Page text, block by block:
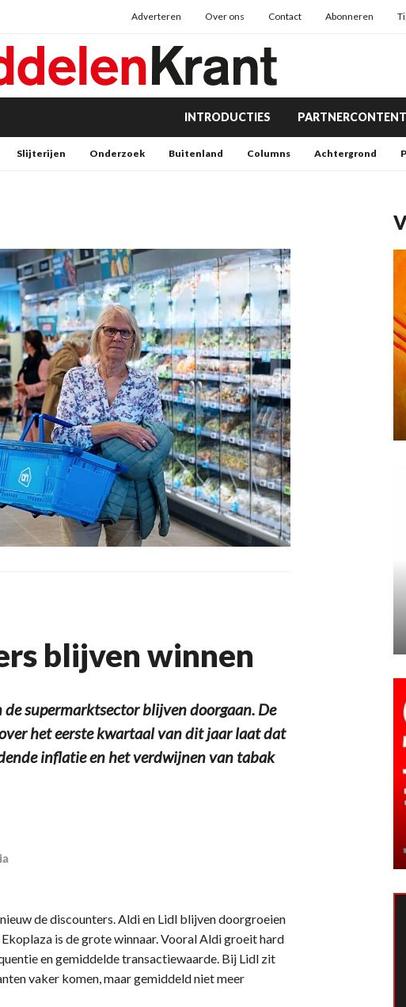
Adverteren Over ons Contact Abonneren
INTRODUCTIES PARTNERCONTENT
Slijterijen Onderzoek Buitenland Columns Achtergrond
blijven winnen
supermarktsector blijven doorgaan. De
het eerste kwartaal van dit jaar laat dat
inflatie en het verdwijnen van tabak
de discounters. Aldi en Lidl blijven doorgroeien
is de grote winnaar. Vooral Aldi groeit hard
en gemiddelde transactiewaarde. Bij Lidl zit
vaker komen, maar gemiddeld niet meer